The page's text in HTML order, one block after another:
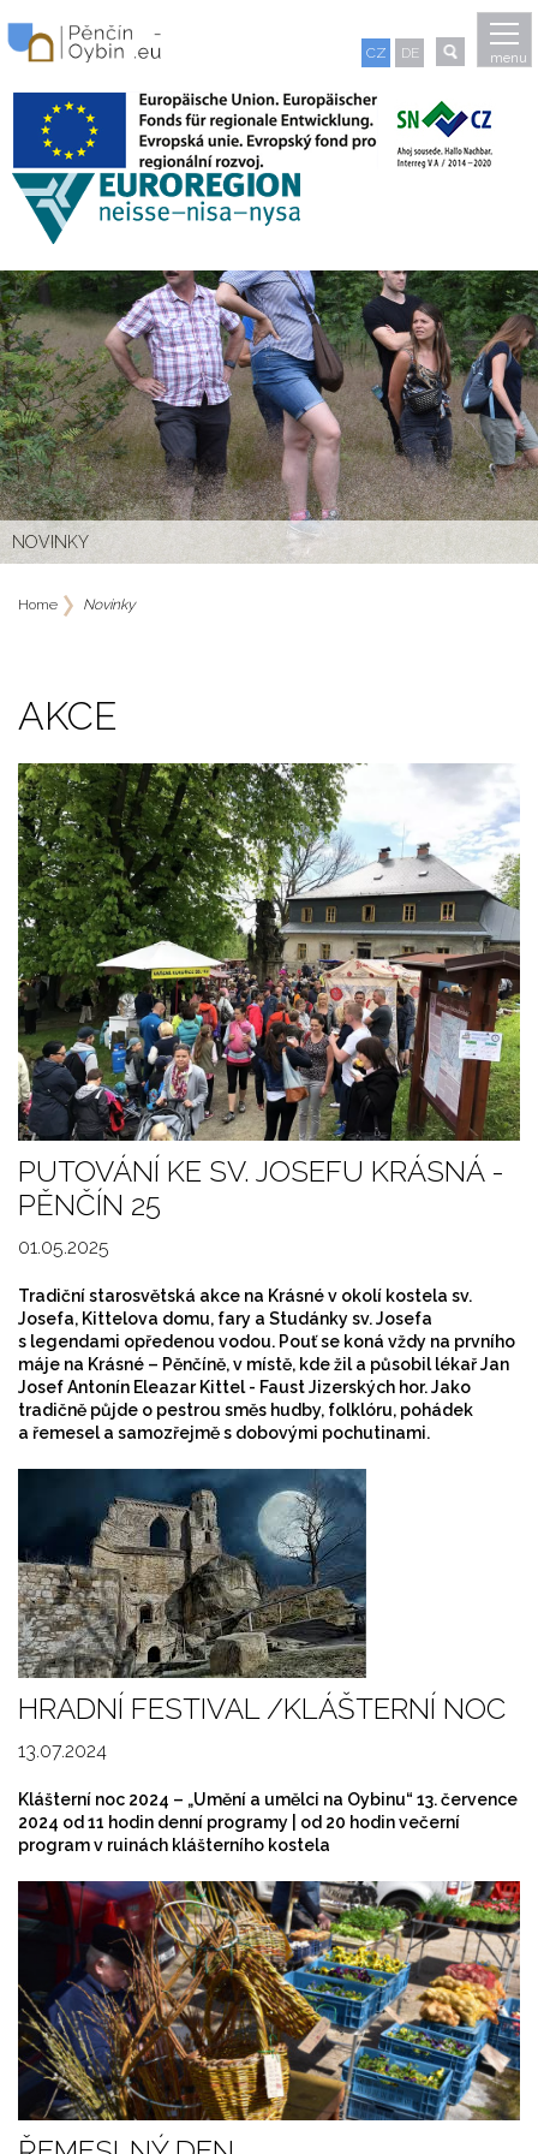
CZ DE menu
NOVINKY
Home Novinky
AKCE
PUTOVÁNÍ KE SV. JOSEFU KRÁSNÁ -
PĚNČÍN 25
01.05.2025
Tradiční starosvětská akce na Krásné v okolí kostela sv.
Josefa, Kittelova domu, fary a Studánky sv. Josefa
s legendami opředenou vodou. Pouť se koná vždy na prvního
máje na Krásné – Pěnčíně, v místě, kde žil a působil lékař Jan
Josef Antonín Eleazar Kittel - Faust Jizerských hor. Jako
tradičně půjde o pestrou směs hudby, folklóru, pohádek
a řemesel a samozřejmě s dobovými pochutinami.
HRADNÍ FESTIVAL /KLÁŠTERNÍ NOC
13.07.2024
Klášterní noc 2024 – „Umění a umělci na Oybinu“ 13. července
2024 od 11 hodin denní programy | od 20 hodin večerní
program v ruinách klášterního kostela